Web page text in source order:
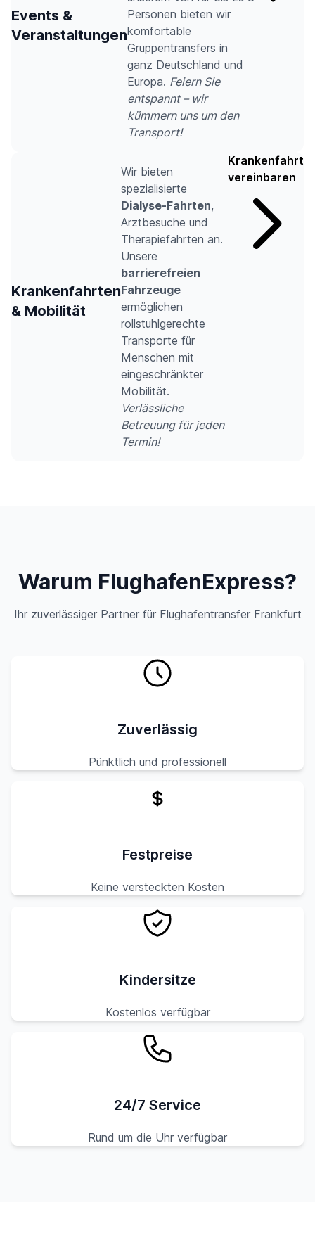
Events &
Veranstaltungen
Personen bieten wir
komfortable
Gruppentransfers in
ganz Deutschland und
Europa. Feiern Sie
entspannt – wir
kümmern uns um den
Transport!
Krankenfahrten
& Mobilität
Wir bieten
spezialisierte
Dialyse-Fahrten,
Arztbesuche und
Therapiefahrten an.
Unsere
barrierefreien
Fahrzeuge
ermöglichen
rollstuhlgerechte
Transporte für
Menschen mit
eingeschränkter
Mobilität.
Verlässliche
Betreuung für jeden
Termin!
Krankenfahrt
vereinbaren
Warum FlughafenExpress?
Ihr zuverlässiger Partner für Flughafentransfer Frankfurt
Zuverlässig
Pünktlich und professionell
Festpreise
Keine versteckten Kosten
Kindersitze
Kostenlos verfügbar
24/7 Service
Rund um die Uhr verfügbar